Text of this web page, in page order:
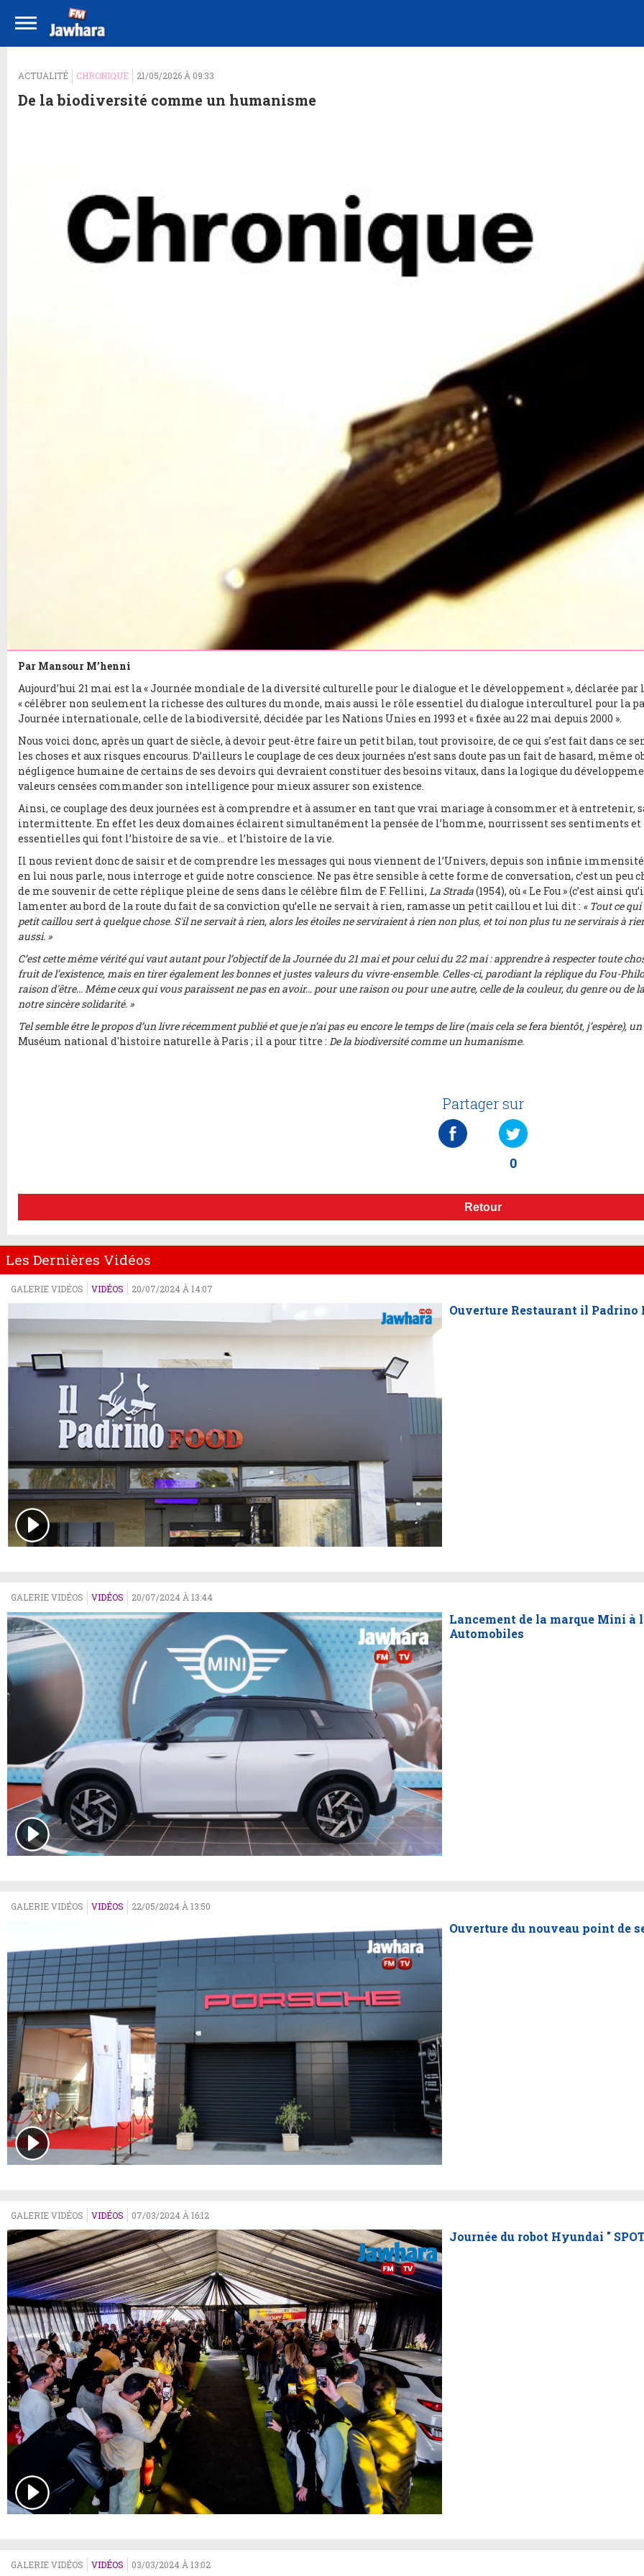
ACTUALITÉ CHRONIQUE 21/05/2026 À 09:33
De la biodiversité comme un humanisme
Par Mansour M’henni
Aujourd’hui 21 mai est la « Journée mondiale de la diversité culturelle pour le dialogue et le développement », déclarée par
« célébrer non seulement la richesse des cultures du monde, mais aussi le rôle essentiel du dialogue interculturel pour la
Journée internationale, celle de la biodiversité, décidée par les Nations Unies en 1993 et « fixée au 22 mai depuis 2000 ».
Nous voici donc, après un quart de siècle, à devoir peut-être faire un petit bilan, tout provisoire, de ce qui s’est fait dans ce
les choses et aux risques encourus. D’ailleurs le couplage de ces deux journées n’est sans doute pas un fait de hasard,
négligence humaine de certains de ses devoirs qui devraient constituer des besoins vitaux, dans la logique du
valeurs censées commander son intelligence pour mieux assurer son existence.
Ainsi, ce couplage des deux journées est à comprendre et à assumer en tant que vrai mariage à consommer et à
intermittente. En effet les deux domaines éclairent simultanément la pensée de l’homme, nourrissent ses sentiments
essentielles qui font l’histoire de sa vie… et l’histoire de la vie.
Il nous revient donc de saisir et de comprendre les messages qui nous viennent de l’Univers, depuis son infinie immensité
en lui nous parle, nous interroge et guide notre conscience. Ne pas être sensible à cette forme de conversation, c’est un peu
de me souvenir de cette réplique pleine de sens dans le célèbre film de F. Fellini, La Strada(1954), où « Le Fou » (c’est ainsi
lamenter au bord de la route du fait de sa conviction qu’elle ne servait à rien, ramasse un petit caillou et lui dit : « Tout ce
petit caillou sert à quelque chose. S'il ne servait à rien, alors les étoiles ne serviraient à rien non plus, et toi non plus tu ne servirais à
aussi. »
C’est cette même vérité qui vaut autant pour l’objectif de la Journée du 21 mai et pour celui du 22 mai : apprendre à respecter toute
fruit de l’existence, mais en tirer également les bonnes et justes valeurs du vivre-ensemble. Celles-ci, parodiant la réplique du Fou-
raison d'être... Même ceux qui vous paraissent ne pas en avoir… pour une raison ou pour une autre, celle de la couleur, du genre ou
notre sincère solidarité. »
Tel semble être le propos d’un livre récemment publié et que je n’ai pas eu encore le temps de lire (mais cela se fera bientôt, j’espère),
Muséum national d'histoire naturelle à Paris ; il a pour titre : De la biodiversité comme un humanisme.
Partager sur
0
Retour
Les Dernières Vidéos
GALERIE VIDÉOS VIDÉOS 20/07/2024 À 14:07
Ouverture Restaurant il Padrino
GALERIE VIDÉOS VIDÉOS 20/07/2024 À 13:44
Lancement de la marque Mini à
Automobiles
GALERIE VIDÉOS VIDÉOS 22/05/2024 À 13:50
Ouverture du nouveau point de
GALERIE VIDÉOS VIDÉOS 07/03/2024 À 16:12
Journée du robot Hyundai "
GALERIE VIDÉOS VIDÉOS 03/03/2024 À 13:02